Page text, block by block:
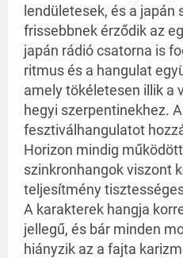
lendületesek, és a japán
frissebbnek érződik az
japán rádió csatorna is
ritmus és a hangulat
amely tökéletesen illik a
hegyi szerpentinekhez.
fesztiválhangulatot
Horizon mindig
szinkronhangok viszont
teljesítmény
A karakterek hangja
jellegű, és bár minden
hiányzik az a fajta